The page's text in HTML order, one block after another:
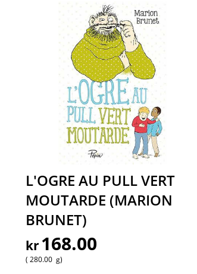
L'OGRE AU PULL VERT
MOUTARDE (MARION
BRUNET)
kr 168.00
280.00 g